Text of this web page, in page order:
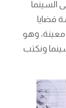
السينما
قضايا
معينة، وهو
ونكتب